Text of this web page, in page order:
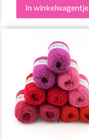
In winkelwagentje